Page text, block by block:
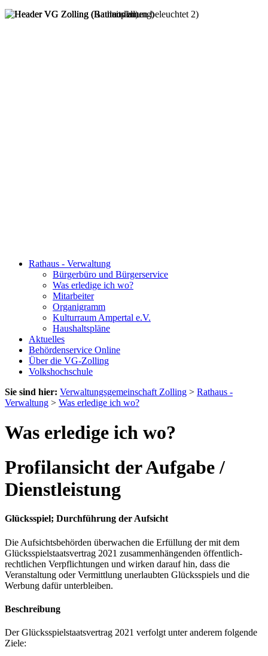
Rathaus - Verwaltung
Bürgerbüro und Bürgerservice
Was erledige ich wo?
Mitarbeiter
Organigramm
Kulturraum Ampertal e.V.
Haushaltspläne
Aktuelles
Behördenservice Online
Über die VG-Zolling
Volkshochschule
Sie sind hier: Verwaltungsgemeinschaft Zolling > Rathaus -
Verwaltung > Was erledige ich wo?
Was erledige ich wo?
Profilansicht der Aufgabe /
Dienstleistung
Glücksspiel; Durchführung der Aufsicht
Die Aufsichtsbehörden überwachen die Erfüllung der mit dem
Glücksspielstaatsvertrag 2021 zusammenhängenden öffentlich-
rechtlichen Verpflichtungen und wirken darauf hin, dass die
Veranstaltung oder Vermittlung unerlaubten Glücksspiels und die
Werbung dafür unterbleiben.
Beschreibung
Der Glücksspielstaatsvertrag 2021 verfolgt unter anderem folgende
Ziele: